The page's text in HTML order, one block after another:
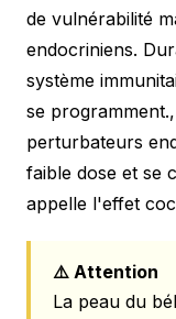
de vulnérabilité
endocriniens.
système
se
perturbateurs
faible dose et se
appelle l'effet
⚠️ Attention
La peau du